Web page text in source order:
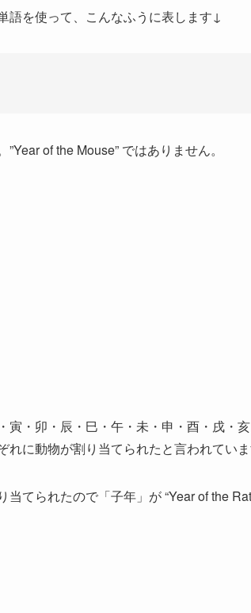
語を使って、こんなふうに表します↓
of the Mouse” ではありません。
寅・卯・辰・巳・午・未・申・酉・戌・
に動物が割り当てられたと言われていま
てられたので「子年」が “Year of the